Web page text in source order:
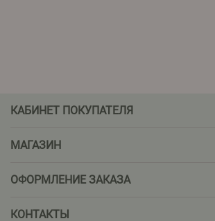
КАБИНЕТ ПОКУПАТЕЛЯ
МАГАЗИН
ОФОРМЛЕНИЕ ЗАКАЗА
КОНТАКТЫ